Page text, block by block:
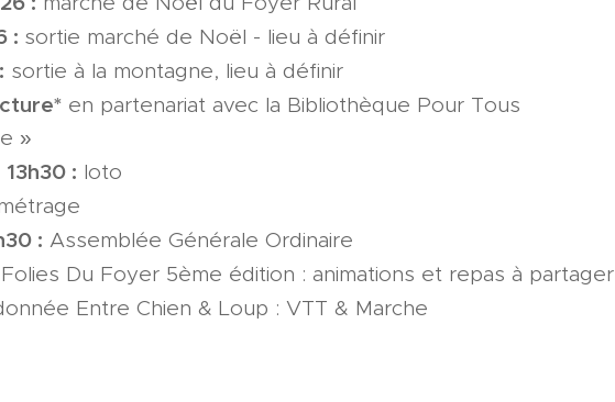
: sortie marché de Noël - lieu à définir
sortie à la montagne, lieu à définir
en partenariat avec la Bibliothèque Pour Tous
»
: loto
: Assemblée Générale Ordinaire
Du Foyer 5ème édition : animations et repas à partager
Entre Chien & Loup : VTT & Marche